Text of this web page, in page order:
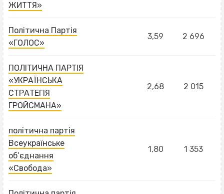
ЖИТТЯ»
Політична Партія
«ГОЛОС»
3,59 2 696
ПОЛІТИЧНА ПАРТІЯ
«УКРАЇНСЬКА
СТРАТЕГІЯ
ГРОЙСМАНА»
2,68 2 015
політична партія
Всеукраїнське
об’єднання
«Свобода»
1,80 1 353